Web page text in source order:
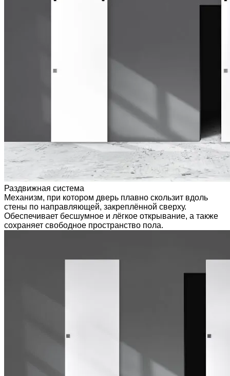
Раздвижная система
Механизм, при котором дверь плавно скользит вдоль
стены по направляющей, закреплённой сверху.
Обеспечивает бесшумное и лёгкое открывание, а также
сохраняет свободное пространство пола.